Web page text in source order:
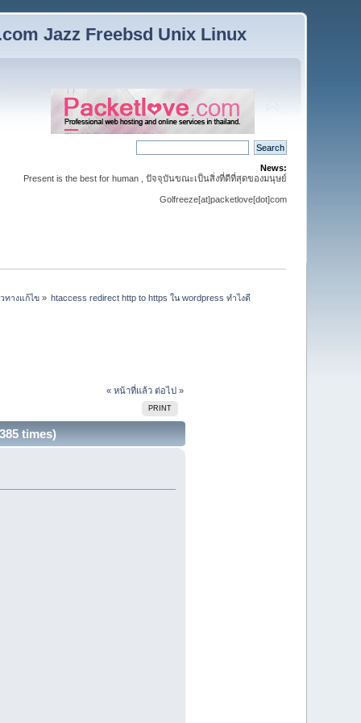
Jazz Freebsd Unix Linux
News:
Present is the best for human , ปัจจุบันขณะเป็นสิ่งที่ดีที่สุดของมนุษย์
Golfreeze[at]packetlove[dot]com
ทางแก้ไข» htaccess redirect http to https ใน wordpress ทำไงดี
« หน้าที่แล้ว ต่อไป »
PRINT
times)